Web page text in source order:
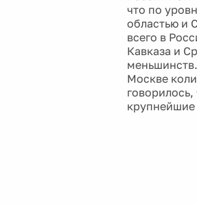
что по
областью и
всего в
Кавказа и
Москве
крупнейшие